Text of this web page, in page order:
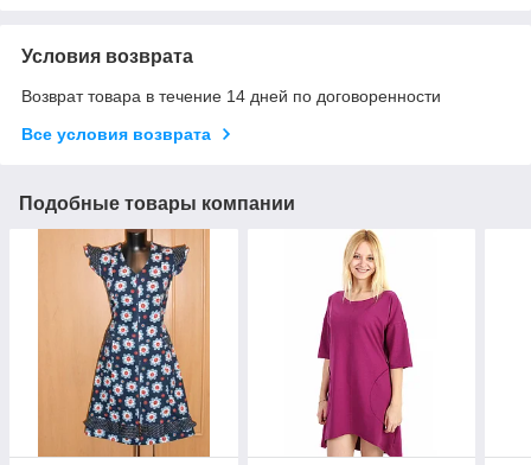
Условия возврата
Возврат товара в течение 14 дней по договоренности
Все условия возврата
Подобные товары компании